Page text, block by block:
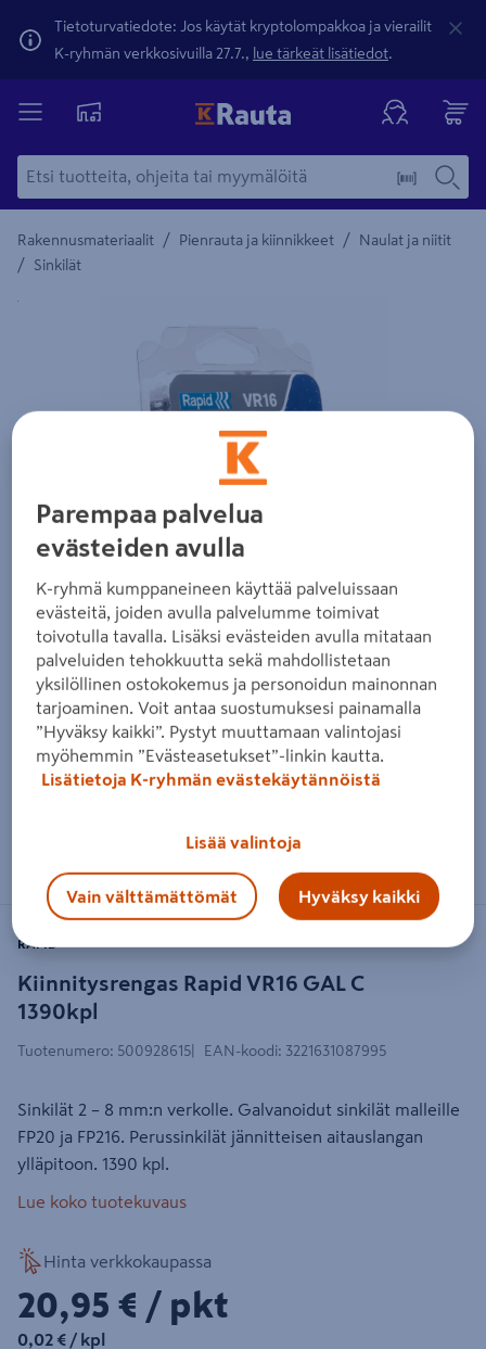
Tietoturvatiedote: Jos käytät kryptolompakkoa ja vierailit
K-ryhmän verkkosivuilla 27.7., lue tärkeät lisätiedot.
Rakennusmateriaalit / Pienrauta ja kiinnikkeet / Naulat ja niitit
/ Sinkilät
Yksityiskohtainen kuvaus löytyy Tuotteen kuvaus -
Zoomaa kuvaa sormilla kosketusnäytöllä
Kiinnitysrengas Rapid VR16 GAL C
1390kpl
RAPID
Tuotenumero: 500928615 EAN-koodi: 3221631087995
Sinkilät 2 – 8 mm:n verkolle. Galvanoidut sinkilät malleille
FP20 ja FP216. Perussinkilät jännitteisen aitauslangan
ylläpitoon. 1390 kpl.
Lue koko tuotekuvaus
Hinta verkkokaupassa
20,95€/pkt
20,95 € / pkt
0,02€/kpl
0,02 € / kpl
Parempaa palvelua
evästeiden avulla
K-ryhmä kumppaneineen käyttää palveluissaan
evästeitä, joiden avulla palvelumme toimivat
toivotulla tavalla. Lisäksi evästeiden avulla mitataan
palveluiden tehokkuutta sekä mahdollistetaan
yksilöllinen ostokokemus ja personoidun mainonnan
tarjoaminen. Voit antaa suostumuksesi painamalla
”Hyväksy kaikki”. Pystyt muuttamaan valintojasi
myöhemmin ”Evästeasetukset”-linkin kautta.
Lisätietoja K-ryhmän evästekäytännöistä
Lisää valintoja
Vain välttämättömät Hyväksy kaikki